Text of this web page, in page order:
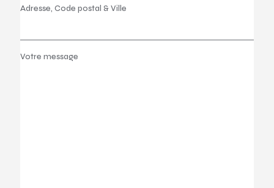
Adresse, Code postal & Ville
Votre message